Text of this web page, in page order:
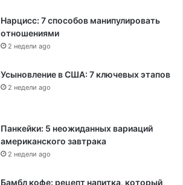
Нарцисс: 7 способов манипулировать
отношениями
2 недели ago
Усыновление в США: 7 ключевых этапов
2 недели ago
Панкейки: 5 неожиданных вариаций
американского завтрака
2 недели ago
Бамбл кофе: рецепт напитка, который